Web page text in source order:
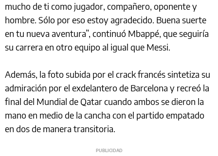
mucho de ti como jugador, compañero, oponente y
hombre. Sólo por eso estoy agradecido. Buena suerte
en tu nueva aventura”, continuó Mbappé, que seguiría
su carrera en otro equipo al igual que Messi.
Además, la foto subida por el crack francés sintetiza su
admiración por el exdelantero de Barcelona y recreó la
final del Mundial de Qatar cuando ambos se dieron la
mano en medio de la cancha con el partido empatado
en dos de manera transitoria.